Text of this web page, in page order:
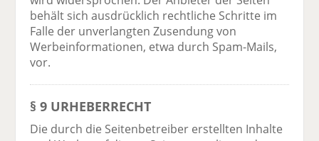
behält sich ausdrücklich rechtliche Schritte im
Falle der unverlangten Zusendung von
Werbeinformationen, etwa durch Spam-Mails,
vor.
§ 9 URHEBERRECHT
Die durch die Seitenbetreiber erstellten Inhalte